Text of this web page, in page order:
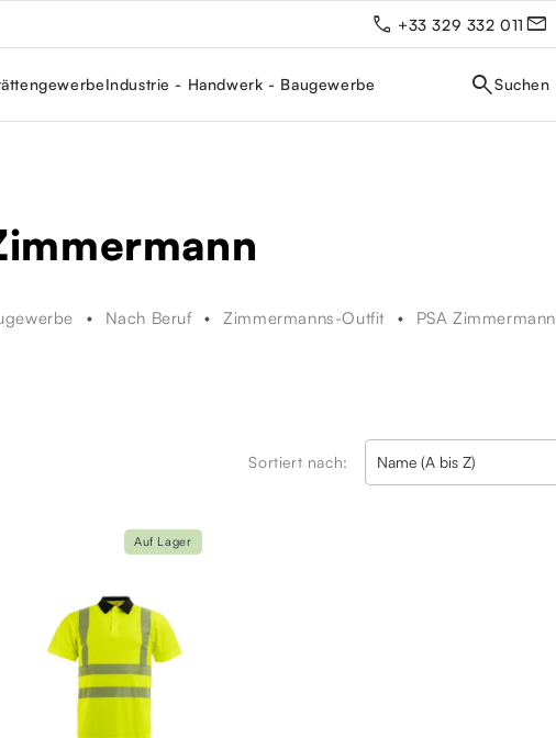
+33 329 332 011
Industrie - Handwerk - Baugewerbe
Nach Beruf Zimmermanns-Outfit PSA Zimmermann
Sortiert nach: Name (A bis Z)
Auf Lager